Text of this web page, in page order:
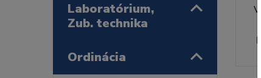
Laboratórium,
Zub. technika
Ordinácia